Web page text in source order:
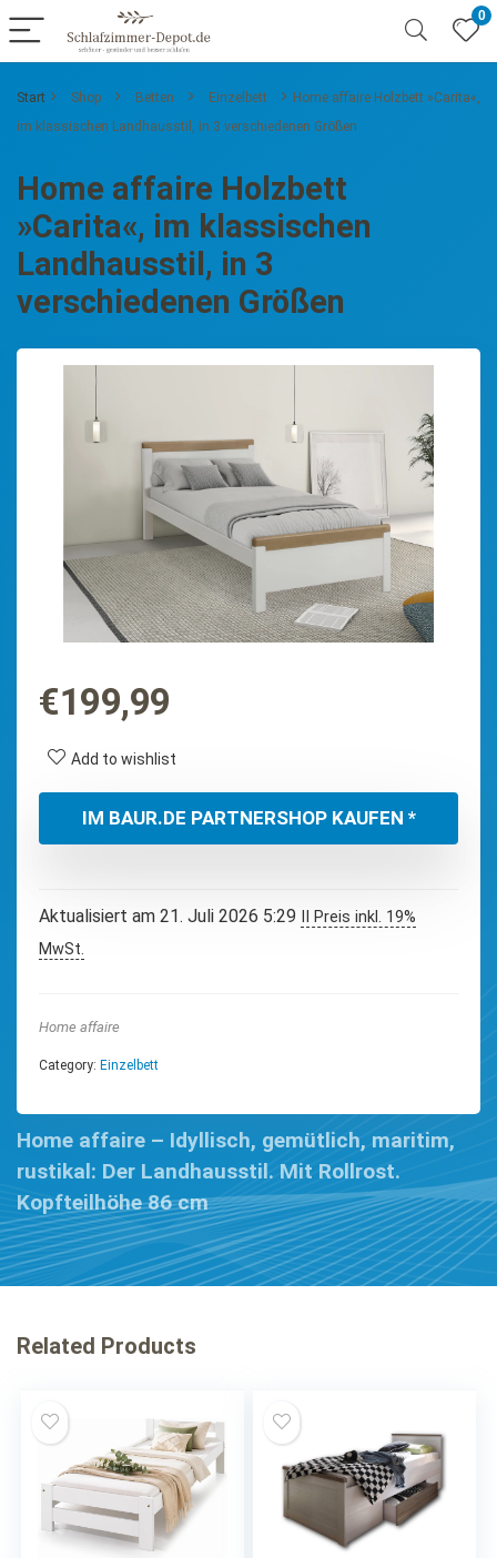
0
Start Shop Betten Einzelbett
Home affaire Holzbett »Carita«,
im klassischen Landhausstil, in 3 verschiedenen Größen
Home affaire Holzbett
»Carita«, im klassischen
Landhausstil, in 3
verschiedenen Größen
€199,99
Add to wishlist
IM BAUR.DE PARTNERSHOP KAUFEN *
Aktualisiert am 21. Juli 2026 5:29
II Preis inkl. 19%
MwSt.
Home affaire
Category: Einzelbett
Home affaire – Idyllisch, gemütlich, maritim,
rustikal: Der Landhausstil. Mit Rollrost.
Kopfteilhöhe 86 cm
Related Products